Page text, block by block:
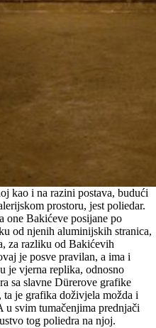
kao i na razini postava, budući
prostoru, jest poliedar.
one Bakićeve posijane po
od njenih aluminijskih stranica,
za razliku od Bakićevih
je posve pravilan, a ima i
je vjerna replika, odnosno
sa slavne Dürerove grafike
je grafika doživjela možda i
u svim tumačenjima prednjači
tog poliedra na njoj.